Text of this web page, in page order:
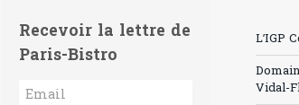
Recevoir la lettre de
Paris-Bistro
L’IGP
Vidal-